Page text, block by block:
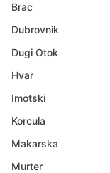
Brac
Dubrovnik
Dugi Otok
Hvar
Imotski
Korcula
Makarska
Murter